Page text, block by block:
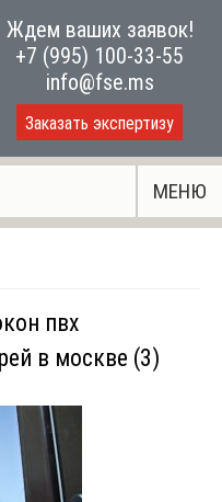
Ждем ваших заявок!
+7 (995) 100-33-55
info@fse.ms
Заказать экспертизу
МЕНЮ
пвх
в москве (3)